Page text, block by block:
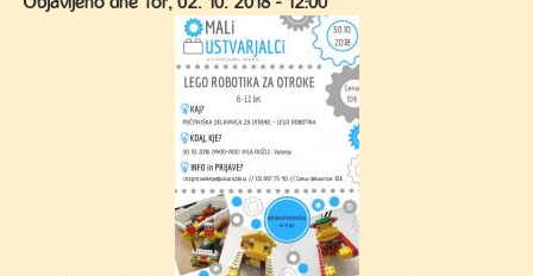
Vili
Rožle